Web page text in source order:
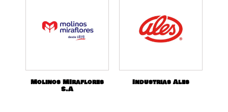
Molinos MIraflores
S.A
Industrias Ales